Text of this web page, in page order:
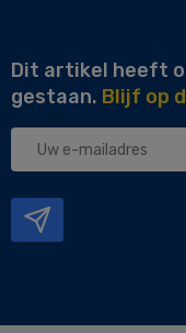
Dit artikel heeft
gestaan. Blijf op
Uw